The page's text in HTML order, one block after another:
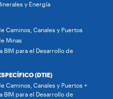
y Energía
Caminos, Canales y Puertos
Minas
BIM para el Desarrollo de
(DTIE)
Caminos, Canales y Puertos +
BIM para el Desarrollo de